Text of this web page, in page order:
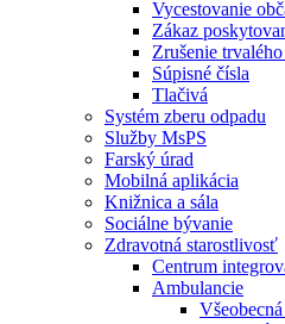
Vycestovanie
Zákaz
Zrušenie
Súpisné čísla
Tlačivá
Systém zberu odpadu
Služby MsPS
Farský úrad
Mobilná aplikácia
Knižnica a sála
Sociálne bývanie
Zdravotná starostlivosť
Centrum
Ambulancie